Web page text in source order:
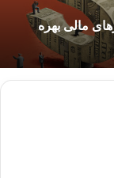
مالی بهره